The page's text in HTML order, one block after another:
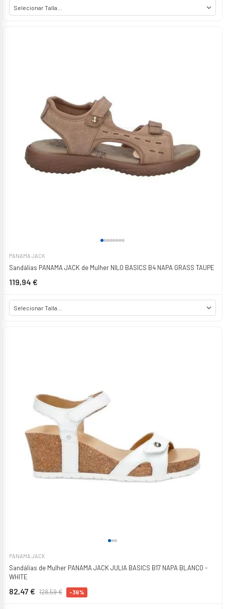
PANAMA JACK
Sandálias PANAMA JACK de Mulher NILO BASICS B4 NAPA GRASS TAUPE
119,94 €
PANAMA JACK
Sandálias de Mulher PANAMA JACK JULIA BASICS B17 NAPA BLANCO -
WHITE
82,47 € 128,59 € -36%